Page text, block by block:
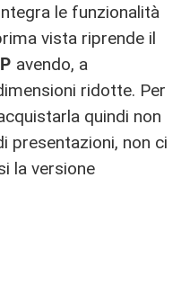
le funzionalità
vista riprende il
avendo, a
ridotte. Per
quindi non
presentazioni, non ci
la versione